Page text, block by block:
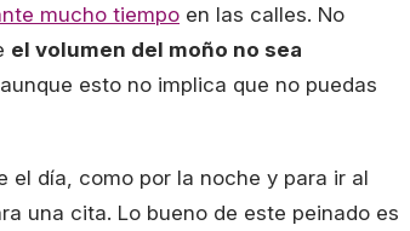
mucho tiempo en las calles. No
el volumen del moño no sea
esto no implica que no puedas
día, como por la noche y para ir al
una cita. Lo bueno de este peinado es